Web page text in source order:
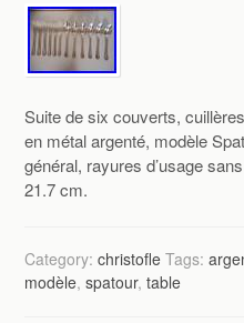
Suite de six couverts,
en métal argenté, modèle
général, rayures d’usage
21.7 cm.
Category:christofle Tags:
modèle,spatour,table